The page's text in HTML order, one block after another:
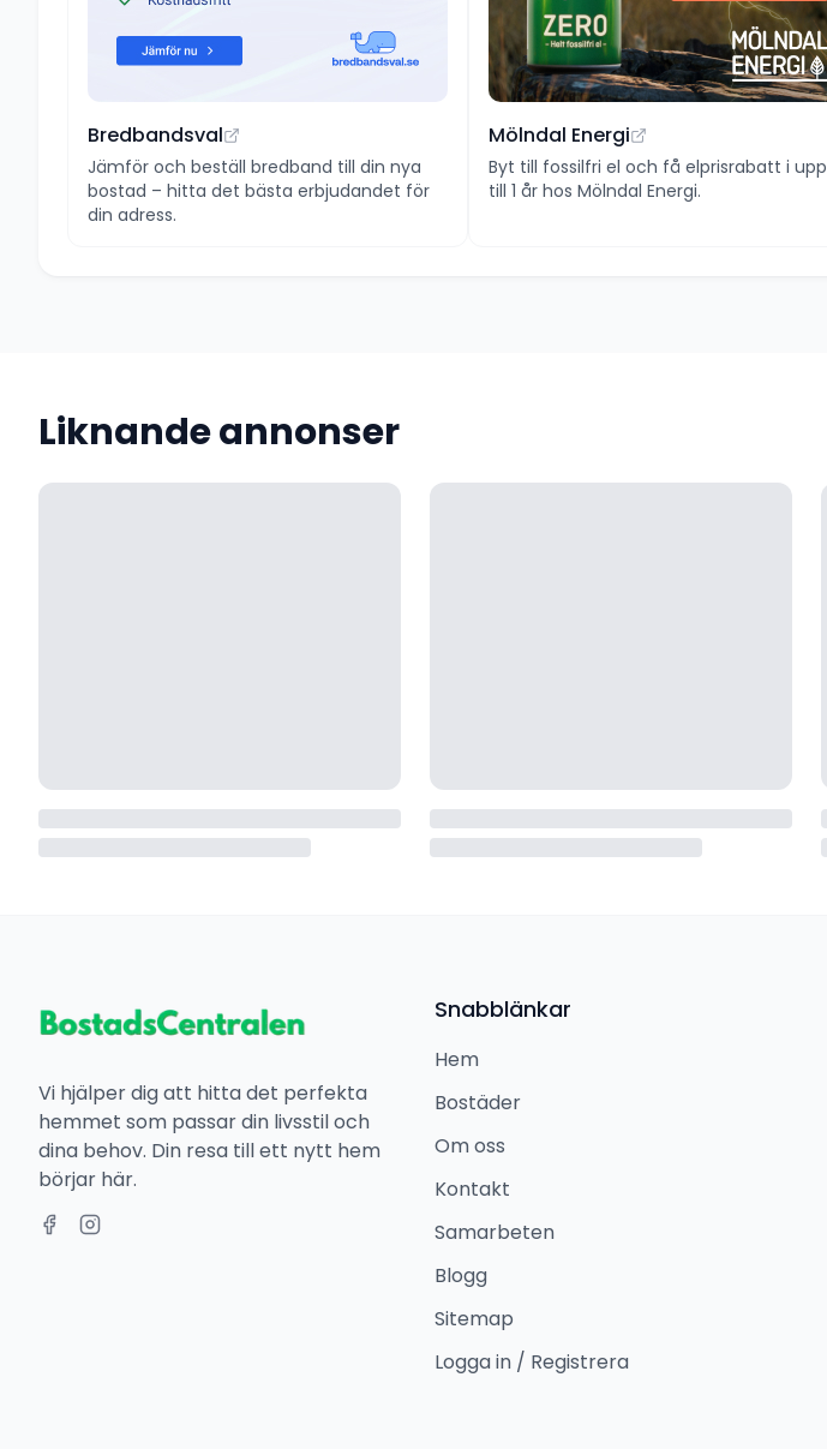
Bredbandsval
Jämför och beställ bredband till din nya
bostad – hitta det bästa erbjudandet för
din adress.
Mölndal Energi
Byt till fossilfri el och få elprisrabatt i upp
till 1 år hos Mölndal Energi.
Liknande annonser
Vi hjälper dig att hitta det perfekta
hemmet som passar din livsstil och
dina behov. Din resa till ett nytt hem
börjar här.
Snabblänkar
Hem
Bostäder
Om oss
Kontakt
Samarbeten
Blogg
Sitemap
Logga in / Registrera